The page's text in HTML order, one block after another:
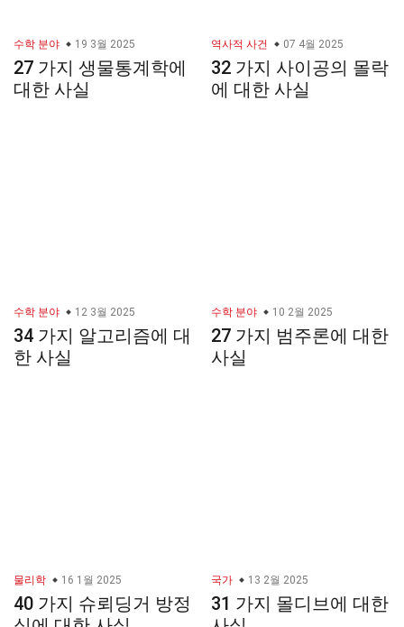
수학 분야 19 3월 2025
27 가지 생물통계학에
대한 사실
역사적 사건 07 4월 2025
32 가지 사이공의 몰락
에 대한 사실
수학 분야 12 3월 2025
34 가지 알고리즘에 대
한 사실
수학 분야 10 2월 2025
27 가지 범주론에 대한
사실
물리학 16 1월 2025
40 가지 슈뢰딩거 방정
국가 13 2월 2025
31 가지 몰디브에 대한